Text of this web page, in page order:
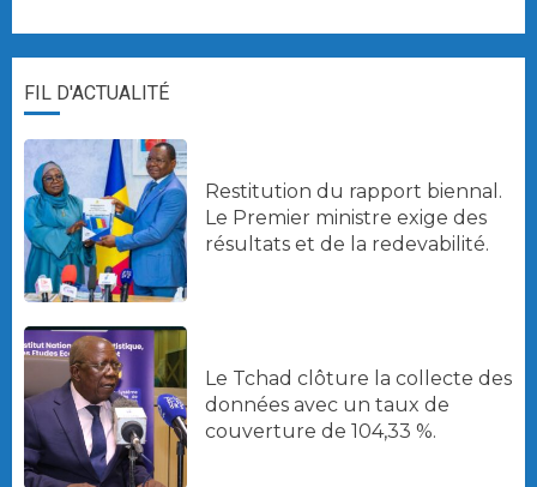
FIL D'ACTUALITÉ
Restitution du rapport biennal.
Le Premier ministre exige des
résultats et de la redevabilité.
Le Tchad clôture la collecte des
données avec un taux de
couverture de 104,33 %.